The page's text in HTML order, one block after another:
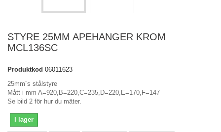
STYRE 25MM APEHANGER KROM
MCL136SC
Produktkod 06011623
25mm´s stålstyre
Mått i mm A=920,B=220,C=235,D=220,E=170,F=147
Se bild 2 för hur du mäter.
I lager